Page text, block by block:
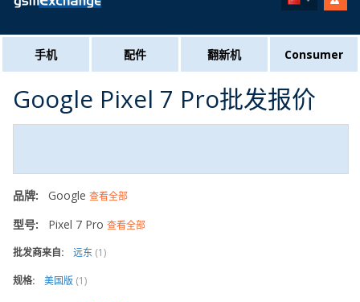
手机 配件 翻新机 Consumer
Google Pixel 7 Pro批发报价
品牌: Google 查看全部
型号: Pixel 7 Pro 查看全部
批发商来自:
远东 (1)
规格: 美国版 (1)